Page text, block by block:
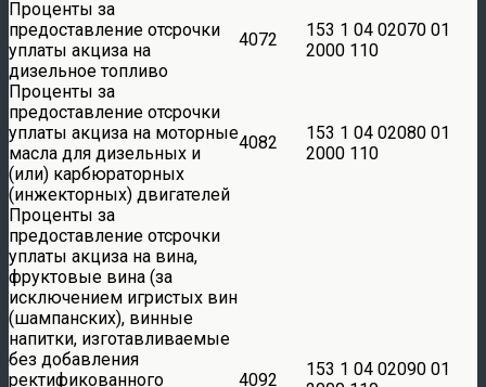
Проценты за
предоставление отсрочки
уплаты акциза на
дизельное топливо
4072
153 1 04 02070 01
2000 110
Проценты за
предоставление отсрочки
уплаты акциза на моторные
масла для дизельных и
(или) карбюраторных
(инжекторных) двигателей
4082
153 1 04 02080 01
2000 110
Проценты за
предоставление отсрочки
уплаты акциза на вина,
фруктовые вина (за
исключением игристых вин
(шампанских), винные
напитки, изготавливаемые
без добавления
ректификованного
4092
153 1 04 02090 01